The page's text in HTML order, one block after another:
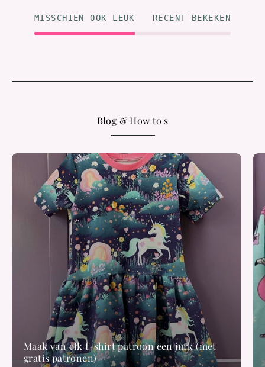
MISSCHIEN OOK LEUK RECENT BEKEKEN
Blog & How to's
Maak van elk t-shirt patroon een jurk (met
gratis patronen)